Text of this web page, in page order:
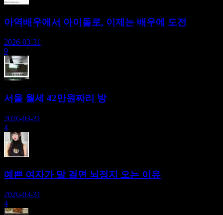
아역배우에서 아이돌로, 이제는 배우에 도전
2026-03-31
9
서울 월세 42만원짜리 방
2026-03-31
4
예쁜 여자가 말 걸면 뇌정지 오는 이유
2026-03-31
4